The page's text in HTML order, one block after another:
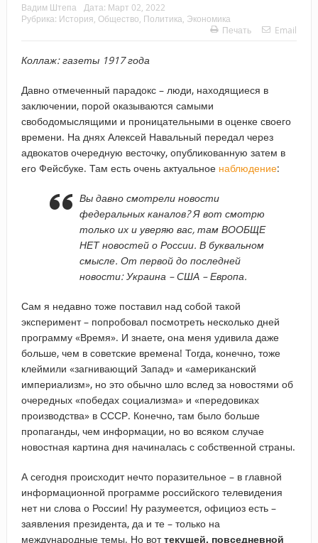
Вадим Штепа Дата: Март 02, 2022
Рубрика: История Общество Политика Экономика
Печать
Email
Коллаж: газеты 1917 года
Давно отмеченный парадокс – люди, находящиеся в
заключении, порой оказываются самыми
свободомыслящими и проницательными в оценке своего
времени. На днях Алексей Навальный передал через
адвокатов очередную весточку, опубликованную затем в
его Фейсбуке. Там есть очень актуальное наблюдение:
Вы давно смотрели новости
федеральных каналов? Я вот смотрю
только их и уверяю вас, там ВООБЩЕ
НЕТ новостей о России. В буквальном
смысле. От первой до последней
новости: Украина – США – Европа.
Сам я недавно тоже поставил над собой такой
эксперимент – попробовал посмотреть несколько дней
программу «Время». И знаете, она меня удивила даже
больше, чем в советские времена! Тогда, конечно, тоже
клеймили «загнивающий Запад» и «американский
империализм», но это обычно шло вслед за новостями об
очередных «победах социализма» и «передовиках
производства» в СССР. Конечно, там было больше
пропаганды, чем информации, но во всяком случае
новостная картина дня начиналась с собственной страны.
А сегодня происходит нечто поразительное – в главной
информационной программе российского телевидения
нет ни слова о России! Ну разумеется, официоз есть –
заявления президента, да и те – только на
международные темы. Но воттекущей, повседневной